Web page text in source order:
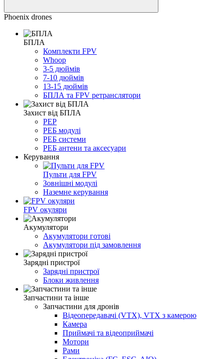
Phoenix drones
БПЛА
Комплекти FPV
Whoop
3-5 дюймів
7-10 дюймів
13-15 дюймів
БПЛА та FPV ретранслятори
Захист від БПЛА
РЕР
РЕБ модулі
РЕБ системи
РЕБ антени та аксесуари
Керування
Пульти для FPV
Зовнішні модулі
Наземне керування
FPV окуляри
Акумулятори
Акумулятори готові
Акумулятори під замовлення
Зарядні пристрої
Зарядні пристрої
Блоки живлення
Запчастини та інше
Запчастини для дронів
Відеопередавачі (VTX), VTX з камерою
Камера
Приймачі та відеоприймачі
Мотори
Рами